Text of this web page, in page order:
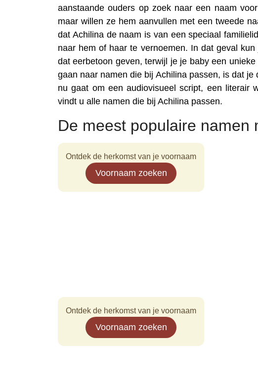
aanstaande ouders op zoek naar een naam
maar willen ze hem aanvullen met een tweede
dat Achilina de naam is van een speciaal
naar hem of haar te vernoemen. In dat geval
dat eerbetoon geven, terwijl je je baby een
gaan naar namen die bij Achilina passen, is dat
nu gaat om een audiovisueel script, een literair
vindt u alle namen die bij Achilina passen.
De meest populaire namen
Ontdek de herkomst van je voornaam
Voornaam zoeken
Ontdek de herkomst van je voornaam
Voornaam zoeken